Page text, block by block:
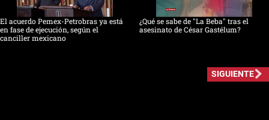
El acuerdo Pemex-Petrobras ya está
en fase de ejecución, según el
canciller mexicano
¿Qué se sabe de "La Beba" tras el
asesinato de César Gastélum?
SIGUIENTE